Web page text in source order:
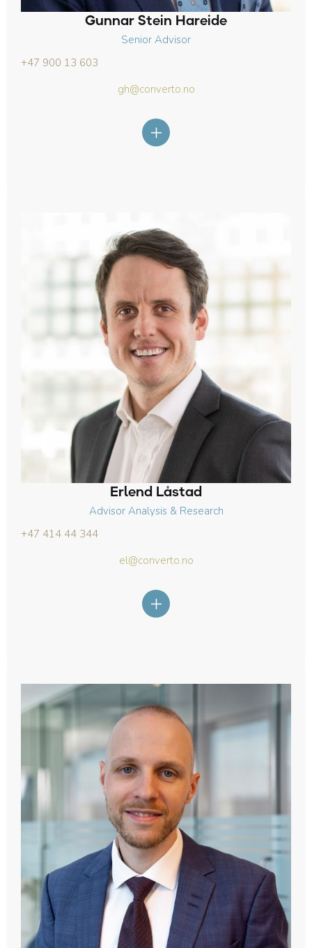
Gunnar Stein Hareide
Senior Advisor
+47 900 13 603
gh@converto.no
Erlend Låstad
Advisor Analysis & Research
+47 414 44 344
el@converto.no